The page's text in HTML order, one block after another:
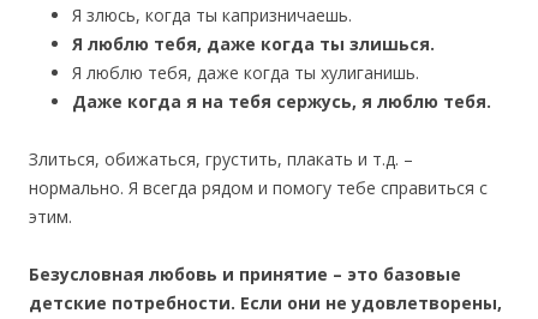
Я злюсь, когда ты капризничаешь.
Я люблю тебя, даже когда ты злишься.
Я люблю тебя, даже когда ты хулиганишь.
Даже когда я на тебя сержусь, я люблю тебя.
Злиться, обижаться, грустить, плакать и т.д. –
нормально. Я всегда рядом и помогу тебе справиться с
этим.
Безусловная любовь и принятие – это базовые
детские потребности. Если они не удовлетворены,